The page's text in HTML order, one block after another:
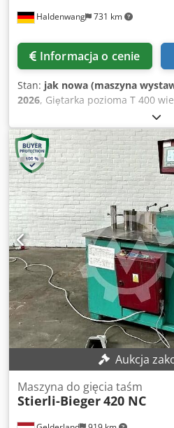
Haldenwang 731 km
Informacja o cenie
Stan: jak nowa (maszyna
2026, Giętarka pozioma T 400
półautomatycznym sterowaniem
control (99 programów a' 16
trzpienia gnącego (bez stempla)
narzędzia do matryc i pedał
Regulacja skoku bezstopniowa
prędkość robocza Skok roboczy
powrotny 20 mm/sek. -
- Wysokość narzędzia maks. 250
400 Volt 50 Hz 3 ph - wysokość
zamknięty - wymienna płyta
kolor RAL5012 / RAL7015 -
płaski 200x22 mm rury okrągłe o
Aukcja
Maszyna do gięcia taśm
Stierli-Bieger420 NC